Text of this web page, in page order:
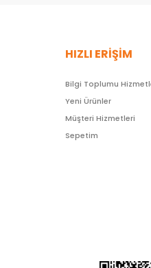
HIZLI ERİŞİM
Bilgi Toplumu
Yeni Ürünler
Müşteri Hizmetleri
Sepetim